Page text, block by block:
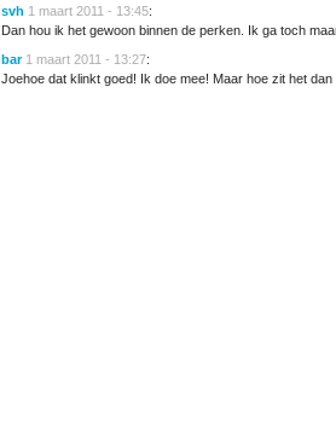
svh 1 maart 2011 - 13:45:
Dan hou ik het gewoon binnen de perken. Ik ga toch
bar 1 maart 2011 - 13:27:
Joehoe dat klinkt goed! Ik doe mee! Maar hoe zit het